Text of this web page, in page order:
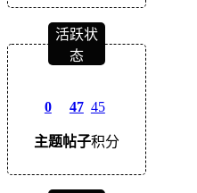
活跃状
态
0
主题
47
帖子
45
积分